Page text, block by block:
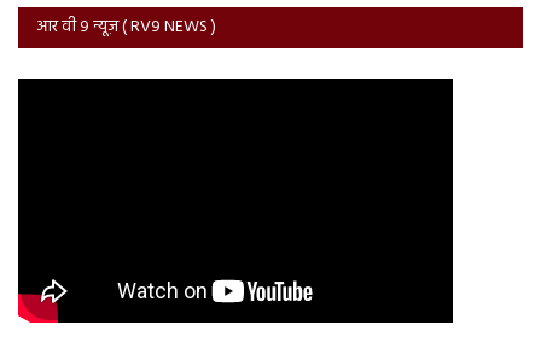
आर वी 9 न्यूज़ ( RV9 NEWS )